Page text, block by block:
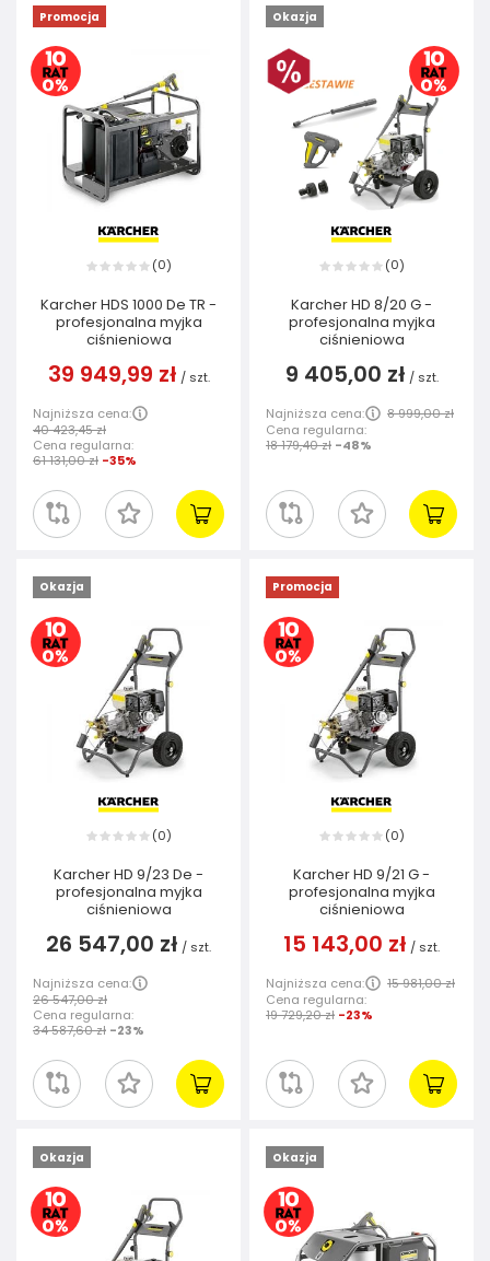
Promocja
(0)
Karcher HDS 1000 De TR -
profesjonalna myjka
ciśnieniowa
39 949,99 zł / szt.
Najniższa cena:
40 423,45 zł
Cena regularna:
61 131,00 zł -35%
Okazja
(0)
Karcher HD 8/20 G -
profesjonalna myjka
ciśnieniowa
9 405,00 zł / szt.
Najniższa cena:
8 999,00 zł
Cena regularna:
18 179,40 zł -48%
Okazja
(0)
Karcher HD 9/23 De -
profesjonalna myjka
ciśnieniowa
26 547,00 zł / szt.
Najniższa cena:
26 547,00 zł
Cena regularna:
34 587,60 zł -23%
Promocja
(0)
Karcher HD 9/21 G -
profesjonalna myjka
ciśnieniowa
15 143,00 zł / szt.
Najniższa cena:
15 981,00 zł
Cena regularna:
19 729,20 zł -23%
Okazja Okazja